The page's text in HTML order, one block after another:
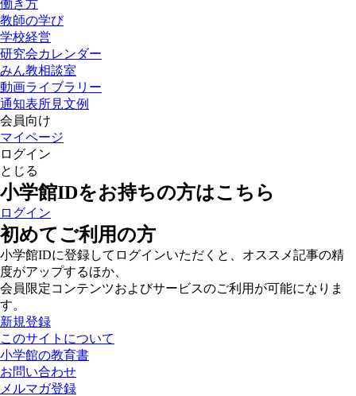
働き方
教師の学び
学校経営
研究会カレンダー
みん教相談室
動画ライブラリー
通知表所見文例
会員向け
マイページ
ログイン
とじる
小学館IDをお持ちの方はこちら
ログイン
初めてご利用の方
小学館IDに登録してログインいただくと、オススメ記事の精
度がアップするほか、
会員限定コンテンツおよびサービスのご利用が可能になりま
す。
新規登録
このサイトについて
小学館の教育書
お問い合わせ
メルマガ登録